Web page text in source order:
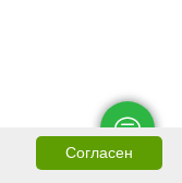
Согласен